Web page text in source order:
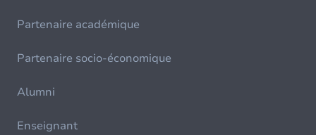
Partenaire académique
Partenaire socio-économique
Alumni
Enseignant